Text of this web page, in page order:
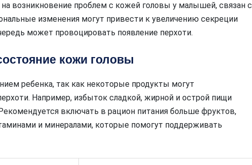
возникновение проблем с кожей головы у малышей, связан с
изменения могут привести к увеличению секреции
может провоцировать появление перхоти.
кожи головы
ребенка, так как некоторые продукты могут
Например, избыток сладкой, жирной и острой пищи
включать в рацион питания больше фруктов,
и минералами, которые помогут поддерживать